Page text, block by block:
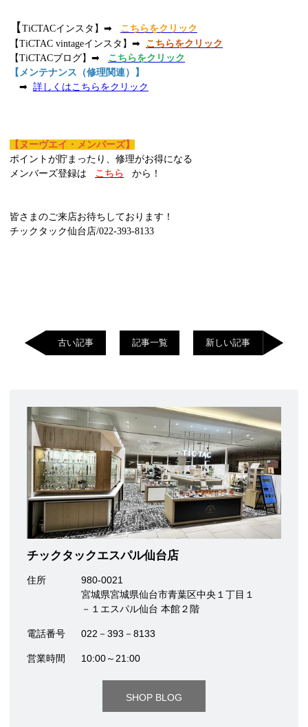
【 TiCTACインスタ】➡
こちらをクリック
【TiCTAC vintageインスタ】➡ こちらをクリック
【TiCTACブログ】➡
こちらをクリック
【メンテナンス（修理関連）】
➡ 詳しくはこちらをクリック
【ヌーヴエイ・メンバーズ】
ポイントが貯まったり、修理がお得になる
メンバーズ登録は
こちら から！
皆さまのご来店お待ちしております！
チックタック仙台店/022-393-8133
古い記事 記事一覧 新しい記事
チックタックエスパル仙台店
住所
980-0021
宮城県宮城県仙台市青葉区中央１丁目１
－１エスパル仙台 本館２階
電話番号 022－393－8133
営業時間 10:00～21:00
SHOP BLOG